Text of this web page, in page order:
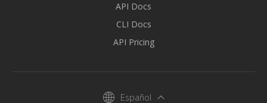
API Docs
CLI Docs
API Pricing
Español